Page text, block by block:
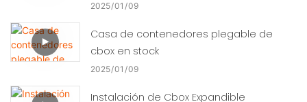
2025 01 09
Casa de contenedores plegable de
cbox en stock
2025 01 09
Instalación de Cbox Expandible